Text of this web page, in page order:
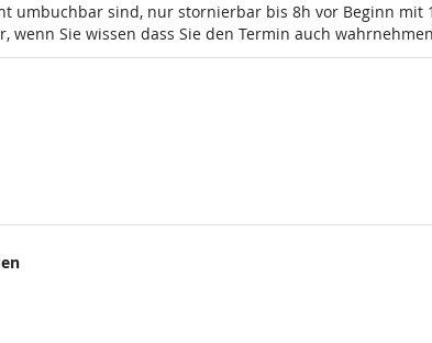
umbuchbar sind, nur stornierbar bis 8h vor Beginn mit
wenn Sie wissen dass Sie den Termin auch